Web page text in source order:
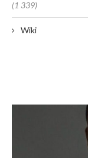
(1 339)
Wiki